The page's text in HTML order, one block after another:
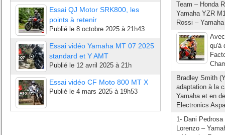
Essai QJ Motor SRK800, les
points à retenir
Publié le 8 octobre 2025 à 21h43
Essai vidéo Yamaha MT 07 2025
standard et Y AMT
Publié le 12 avril 2025 à 21h
Essai vidéo CF Moto 800 MT X
Publié le 4 mars 2025 à 19h53
Team – Honda
Yamaha YZR
Rossi –
qu'à
Bradley Smith
adaptation à la
Yamaha et en
Electronics
1- Dani
Lorenzo –